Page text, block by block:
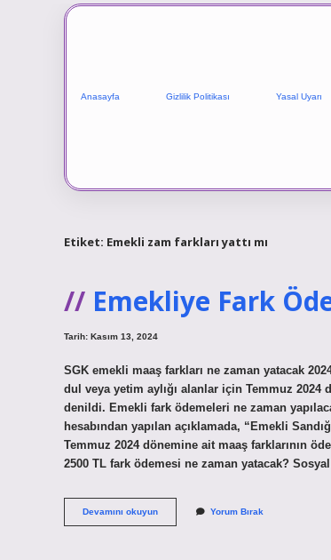
Anasayfa Gizlilik Politikası Yasal Uyarı
Etiket: Emekli zam farkları yattı mı
Emekliye Fark
Tarih: Kasım 13, 2024
SGK emekli maaş farkları ne zaman yatacak
dul veya yetim aylığı alanlar için Temmuz 2024
denildi. Emekli fark ödemeleri ne zaman
hesabından yapılan açıklamada, “Emekli
Temmuz 2024 dönemine ait maaş farklarının
2500 TL fark ödemesi ne zaman yatacak?
Devamını okuyunEmekliye
Fark
Yorum Bırak